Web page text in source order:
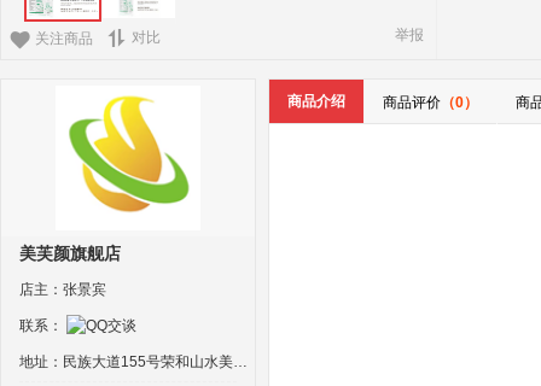
关注商品 对比 举报
美芙颜旗舰店
店主：张景宾
联系：
地址：民族大道155号荣和山水美地东盟国际C座25-A号
商品介绍 商品评价 （0） 商